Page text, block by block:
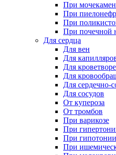
При
При
При
При почечной
Для сердца
Для вен
Для
Для
Для
Для сердечно-
Для сосудов
От купероза
От тромбов
При варикозе
При
При гипотонии
При